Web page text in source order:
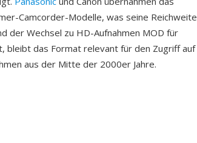
Camcorder-Modelle, was seine Reichweite
der Wechsel zu HD-Aufnahmen MOD für
bleibt das Format relevant für den Zugriff auf
aus der Mitte der 2000er Jahre.